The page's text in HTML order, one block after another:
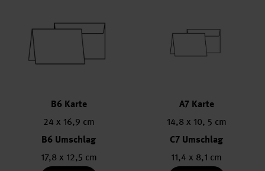
B6 Karte
24 x 16,9 cm
B6 Umschlag
17,8 x 12,5 cm
A7 Karte
14,8 x 10, 5 cm
C7 Umschlag
11,4 x 8,1 cm